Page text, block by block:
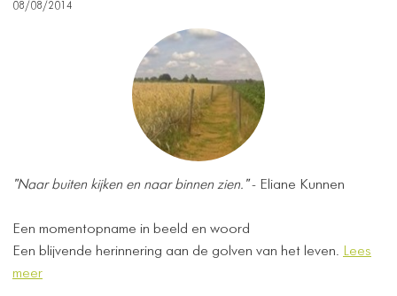
08/08/2014
"Naar buiten kijken en naar binnen zien."- Eliane Kunnen
Een momentopname in beeld en woord
Een blijvende herinnering aan de golven van het leven. Lees
meer